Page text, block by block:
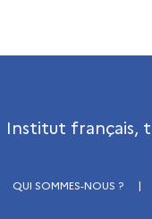
Institut français,
QUI SOMMES-NOUS ? |